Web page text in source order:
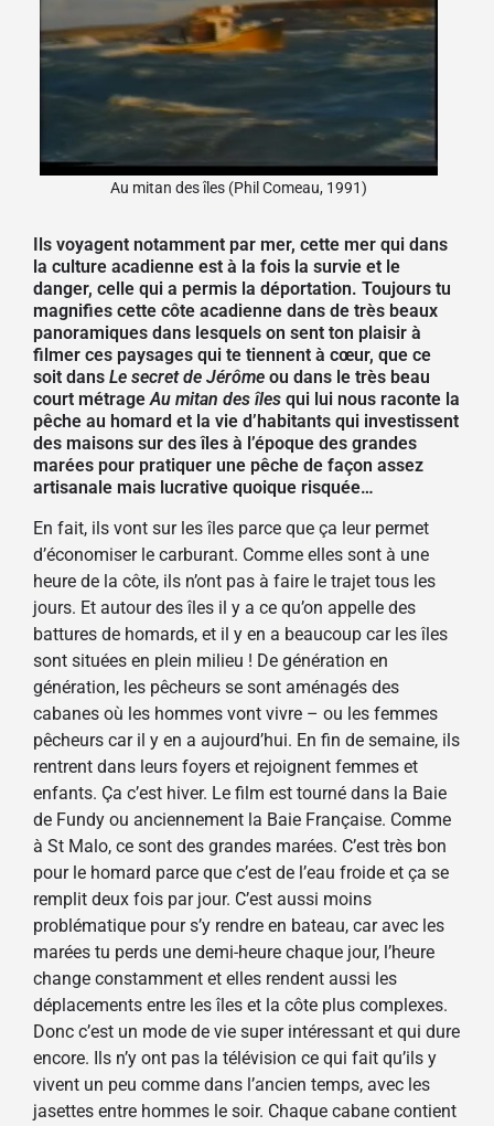
Au mitan des îles (Phil Comeau, 1991)
Ils voyagent notamment par mer, cette mer qui dans
la culture acadienne est à la fois la survie et le
danger, celle qui a permis la déportation. Toujours tu
magnifies cette côte acadienne dans de très beaux
panoramiques dans lesquels on sent ton plaisir à
filmer ces paysages qui te tiennent à cœur, que ce
soit dans Le secret de Jérôme ou dans le très beau
court métrageAu mitan des îles qui lui nous raconte la
pêche au homard et la vie d’habitants qui investissent
des maisons sur des îles à l’époque des grandes
marées pour pratiquer une pêche de façon assez
artisanale mais lucrative quoique risquée…
En fait, ils vont sur les îles parce que ça leur permet
d’économiser le carburant. Comme elles sont à une
heure de la côte, ils n’ont pas à faire le trajet tous les
jours. Et autour des îles il y a ce qu’on appelle des
battures de homards, et il y en a beaucoup car les îles
sont situées en plein milieu ! De génération en
génération, les pêcheurs se sont aménagés des
cabanes où les hommes vont vivre – ou les femmes
pêcheurs car il y en a aujourd’hui. En fin de semaine, ils
rentrent dans leurs foyers et rejoignent femmes et
enfants. Ça c’est hiver. Le film est tourné dans la Baie
de Fundy ou anciennement la Baie Française. Comme
à St Malo, ce sont des grandes marées. C’est très bon
pour le homard parce que c’est de l’eau froide et ça se
remplit deux fois par jour. C’est aussi moins
problématique pour s’y rendre en bateau, car avec les
marées tu perds une demi-heure chaque jour, l’heure
change constamment et elles rendent aussi les
déplacements entre les îles et la côte plus complexes.
Donc c’est un mode de vie super intéressant et qui dure
encore. Ils n’y ont pas la télévision ce qui fait qu’ils y
vivent un peu comme dans l’ancien temps, avec les
jasettes entre hommes le soir. Chaque cabane contient